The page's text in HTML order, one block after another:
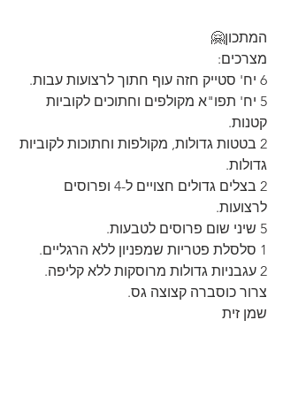
המתכון🤗
מצרכים:
6 יח' סטייק חזה עוף חתוך לרצועות עבות.
5 יח' תפו"א מקולפים וחתוכים לקוביות
קטנות.
2 בטטות גדולות, מקולפות וחתוכות לקוביות
גדולות.
2 בצלים גדולים חצויים ל-4 ופרוסים
לרצועות.
5 שיני שום פרוסים לטבעות.
1 סלסלת פטריות שמפניון ללא הרגליים.
2 עגבניות גדולות מרוסקות ללא קליפה.
צרור כוסברה קצוצה גס.
שמן זית